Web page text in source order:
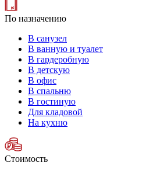
По назначению
В санузел
В ванную и туалет
В гардеробную
В детскую
В офис
В спальню
В гостиную
Для кладовой
На кухню
Стоимость